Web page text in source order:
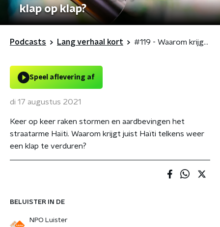
klap op klap?
Podcasts Lang verhaal kort #119 - Waarom krijgt juist Haïti klap op klap?
BELUISTER IN DE
NPO Luister
Speel aflevering af
di 17 augustus 2021
Keer op keer raken stormen en aardbevingen het
straatarme Haïti. Waarom krijgt juist Haïti telkens weer
een klap te verduren?